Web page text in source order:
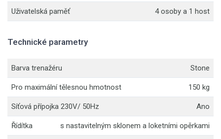
Uživatelská paměť 4 osoby a 1 host
Technické parametry
Barva trenažéru Stone
Pro maximální tělesnou hmotnost 150 kg
Síťová přípojka 230V/ 50Hz Ano
Řídítka s nastavitelným sklonem a loketními opěrkami